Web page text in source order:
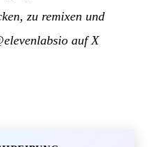
zu remixen und
auf X